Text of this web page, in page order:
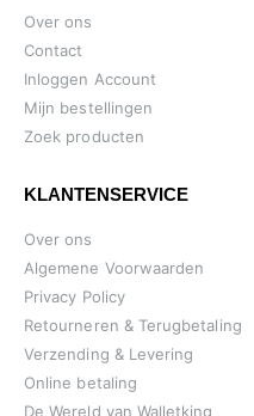
Over ons
Contact
Inloggen Account
Mijn bestellingen
Zoek producten
KLANTENSERVICE
Over ons
Algemene Voorwaarden
Privacy Policy
Retourneren & Terugbetaling
Verzending & Levering
Online betaling
De Wereld van Walletking